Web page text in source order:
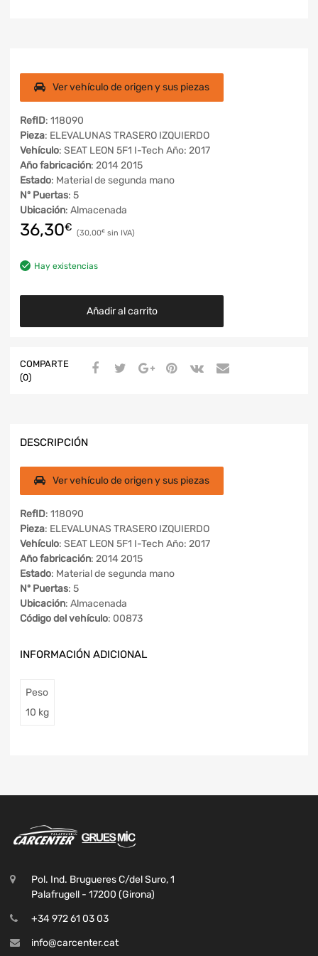
Ver vehículo de origen y sus piezas
RefID: 118090
Pieza: ELEVALUNAS TRASERO IZQUIERDO
Vehículo: SEAT LEON 5F1 I-Tech Año: 2017
Año fabricación: 2014 2015
Estado: Material de segunda mano
Nº Puertas: 5
Ubicación: Almacenada
36,30€ 30,00€
Hay existencias
Añadir al carrito
COMPARTE
(0)
DESCRIPCIÓN
Ver vehículo de origen y sus piezas
RefID: 118090
Pieza: ELEVALUNAS TRASERO IZQUIERDO
Vehículo: SEAT LEON 5F1 I-Tech Año: 2017
Año fabricación: 2014 2015
Estado: Material de segunda mano
Nº Puertas: 5
Ubicación: Almacenada
Código del vehículo: 00873
INFORMACIÓN ADICIONAL
Peso
10 kg
Pol. Ind. Brugueres C/del Suro, 1
Palafrugell - 17200 (Girona)
+34 972 61 03 03
info@carcenter.cat